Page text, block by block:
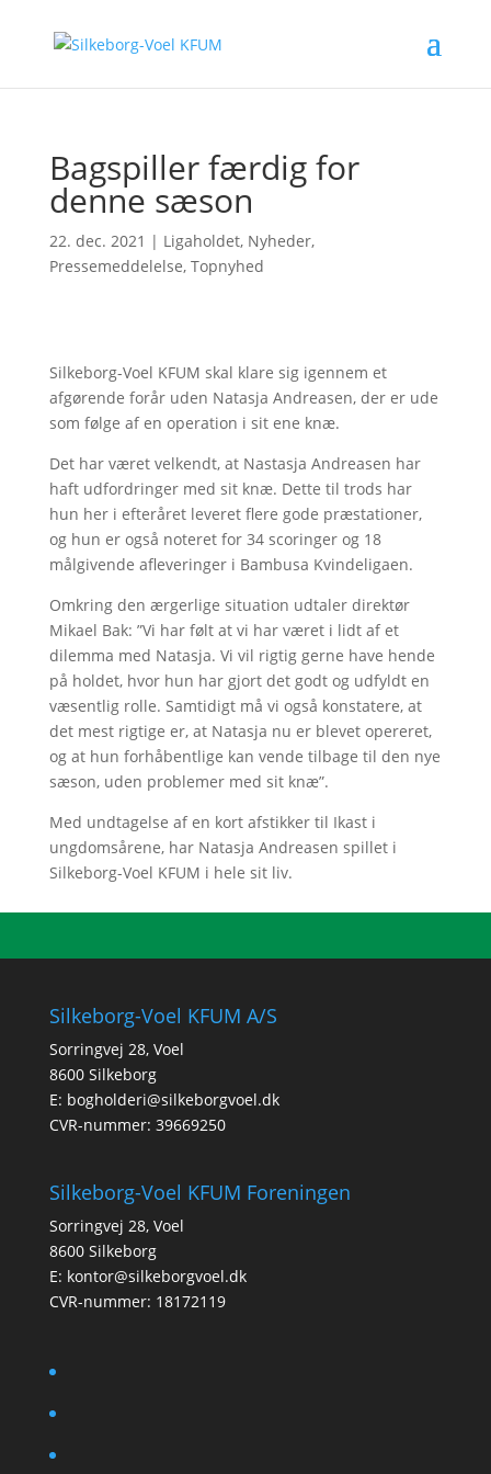
Bagspiller færdig for
denne sæson
22. dec. 2021 | Ligaholdet, Nyheder,
Pressemeddelelse, Topnyhed
Silkeborg-Voel KFUM skal klare sig igennem et
afgørende forår uden Natasja Andreasen, der er ude
som følge af en operation i sit ene knæ.
Det har været velkendt, at Nastasja Andreasen har
haft udfordringer med sit knæ. Dette til trods har
hun her i efteråret leveret flere gode præstationer,
og hun er også noteret for 34 scoringer og 18
målgivende afleveringer i Bambusa Kvindeligaen.
Omkring den ærgerlige situation udtaler direktør
Mikael Bak: ”Vi har følt at vi har været i lidt af et
dilemma med Natasja. Vi vil rigtig gerne have hende
på holdet, hvor hun har gjort det godt og udfyldt en
væsentlig rolle. Samtidigt må vi også konstatere, at
det mest rigtige er, at Natasja nu er blevet opereret,
og at hun forhåbentlige kan vende tilbage til den nye
sæson, uden problemer med sit knæ”.
Med undtagelse af en kort afstikker til Ikast i
ungdomsårene, har Natasja Andreasen spillet i
Silkeborg-Voel KFUM i hele sit liv.
Silkeborg-Voel KFUM A/S
Sorringvej 28, Voel
8600 Silkeborg
E: bogholderi@silkeborgvoel.dk
CVR-nummer: 39669250
Silkeborg-Voel KFUM Foreningen
Sorringvej 28, Voel
8600 Silkeborg
E: kontor@silkeborgvoel.dk
CVR-nummer: 18172119